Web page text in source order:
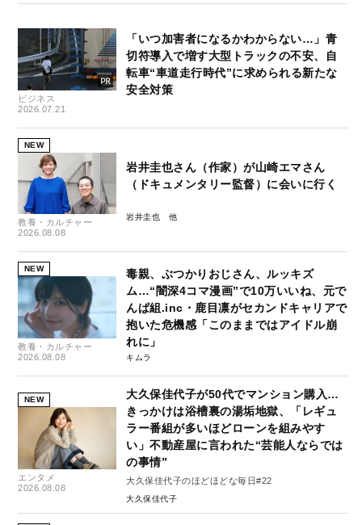
ビジネス
2026.07.21
「いつ加害者になるかわからない…」青
切符導入で増す大型トラックの不安、自
転車“車道走行時代”に求められる新たな
安全対策
NEW
教養・カルチャー
2026.08.08
岩井圭也さん（作家）が山崎エマさん
（ドキュメンタリー監督）に会いに行く
岩井圭也
NEW
教養・カルチャー
2026.08.08
毒親、ぶつかりおじさん、ルッキズ
ム…“闇深4コマ漫画”で10万いいね、元で
んぱ組.inc・鹿目凛がセカンドキャリアで
抱いた危機感「このままではアイドル崩
れに」
キムラ
NEW
エンタメ
2026.08.08
大久保佳代子が50代でマンション購入…
きっかけは浴槽裏の湯垢地獄、「レギュ
ラー番組が多いほどローンを組みやす
い」不動産屋に言われた“芸能人ならでは
の事情”
大久保佳代子のほどほどな毎日#22
大久保佳代子